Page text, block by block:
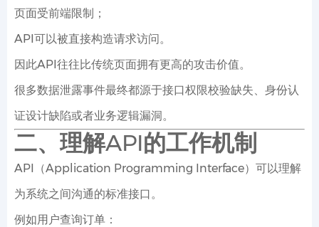
页面受前端限制；
API可以被直接构造请求访问。
因此API往往比传统页面拥有更高的攻击价值。
很多数据泄露事件最终都源于接口权限校验缺失、身份认
证设计缺陷或者业务逻辑漏洞。
二、理解API的工作机制
API（Application Programming Interface）可以理解
为系统之间沟通的标准接口。
例如用户查询订单：